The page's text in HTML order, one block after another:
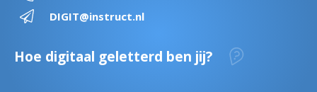
DIGIT@instruct.nl
Hoe digitaal geletterd ben jij?